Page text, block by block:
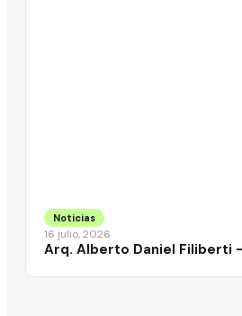
Noticias
16 julio, 2026
Arq. Alberto Daniel Filiberti –